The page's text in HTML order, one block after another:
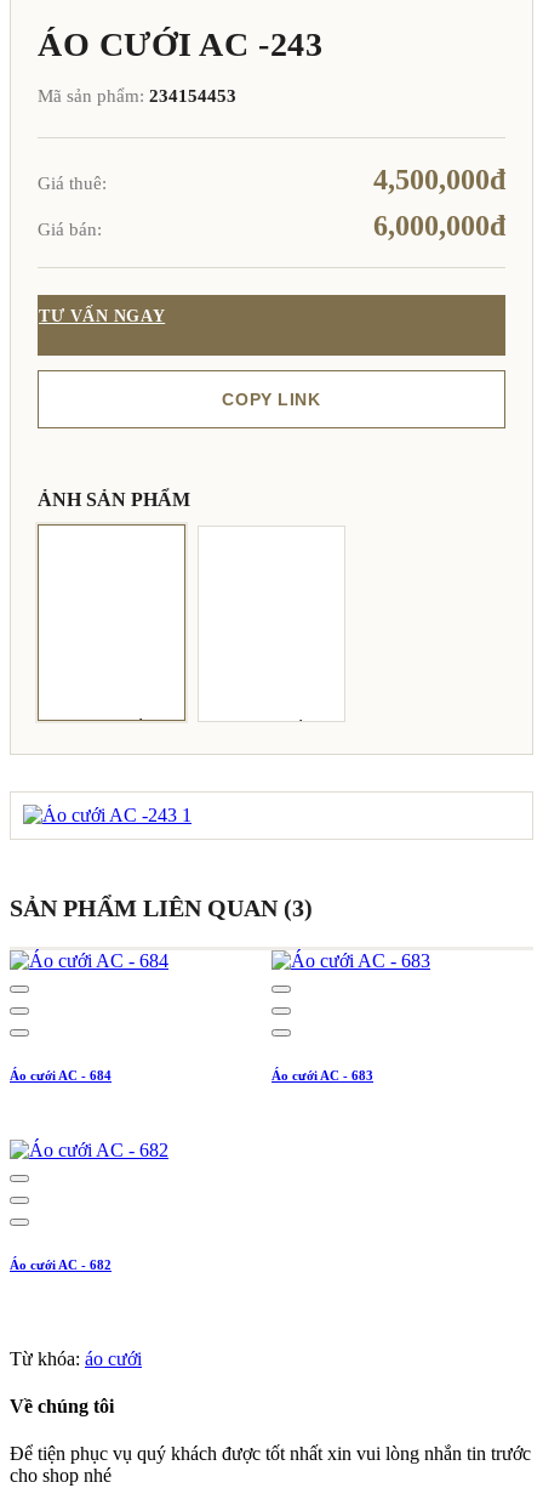
ÁO CƯỚI AC -243
Mã sản phẩm: 234154453
Giá thuê: 4,500,000đ
Giá bán: 6,000,000đ
TƯ VẤN NGAY
COPY LINK
ẢNH SẢN PHẨM
SẢN PHẨM LIÊN QUAN (3)
Áo cưới AC - 684 Áo cưới AC - 683
Áo cưới AC - 682
Từ khóa: áo cưới
Về chúng tôi
Để tiện phục vụ quý khách được tốt nhất xin vui lòng nhắn tin trước
cho shop nhé